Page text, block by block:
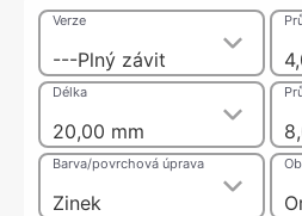
---Plný závit
Verze
20,00 mm
Délka
Zinek
Barva/povrchová úprava